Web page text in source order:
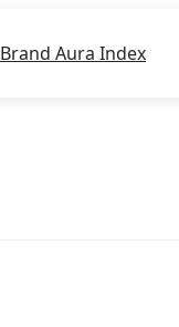
Brand Aura Index